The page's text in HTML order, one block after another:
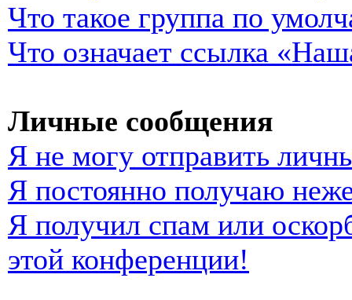
Что такое группа по
Что означает ссылка
Личные сообщения
Я не могу отправить
Я постоянно получаю
Я получил спам или
этой конференции!